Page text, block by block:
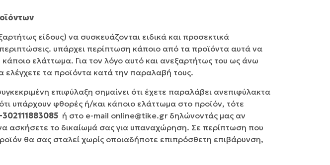
είδους) να συσκευάζονται ειδικά και προσεκτικά
υπάρχει περίπτωση κάποιο από τα προϊόντα αυτά να
ελάττωμα. Για τον λόγο αυτό και ανεξαρτήτως του ως άνω
ελέγχετε τα προϊόντα κατά την παραλαβή τους.
επιφύλαξη σημαίνει ότι έχετε παραλάβει ανεπιφύλακτα
υπάρχουν φθορές ή/και κάποιο ελάττωμα στο προϊόν, τότε
ή στο e-mail online@tike.gr δηλώνοντάς μας αν
ασκήσετε το δικαίωμά σας για υπαναχώρηση. Σε περίπτωση που
θα σας σταλεί χωρίς οποιαδήποτε επιπρόσθετη επιβάρυνση,